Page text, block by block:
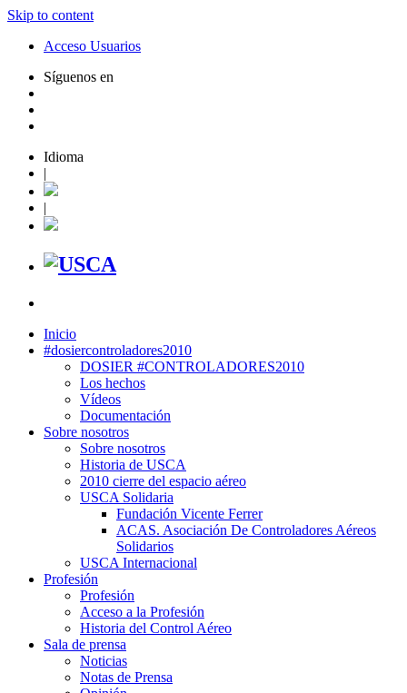
Skip to content
Acceso Usuarios
Síguenos en
Idioma
|
|
Inicio
#dosiercontroladores2010
DOSIER #CONTROLADORES2010
Los hechos
Vídeos
Documentación
Sobre nosotros
Sobre nosotros
Historia de USCA
2010 cierre del espacio aéreo
USCA Solidaria
Fundación Vicente Ferrer
ACAS. Asociación De Controladores Aéreos
Solidarios
USCA Internacional
Profesión
Profesión
Acceso a la Profesión
Historia del Control Aéreo
Sala de prensa
Noticias
Notas de Prensa